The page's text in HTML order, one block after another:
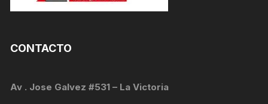
CONTACTO
Av . Jose Galvez #531 – La Victoria